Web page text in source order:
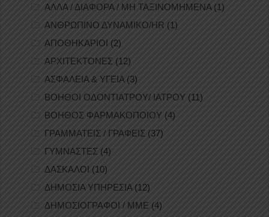
ΑΛΛΑ / ΔΙΑΦΟΡΑ / ΜΗ ΤΑΞΙΝΟΜΗΜΕΝΑ(1)
ΑΝΘΡΩΠΙΝΟ ΔΥΝΑΜΙΚΟ/HR (1)
ΑΠΟΘΗΚΑΡΙΟΙ (2)
ΑΡΧΙΤΕΚΤΟΝΕΣ (12)
ΑΣΦΑΛΕΙΑ & ΥΓΕΙΑ(3)
ΒΟΗΘΟΙ ΟΔΟΝΤΙΑΤΡΟΥ/ ΙΑΤΡΟΥ (11)
ΒΟΗΘΟΣ ΦΑΡΜΑΚΟΠΟΙΟΥ (4)
ΓΡΑΜΜΑΤΕΙΣ / ΓΡΑΦΕΙΣ (37)
ΓΥΜΝΑΣΤΕΣ (4)
ΔΑΣΚΑΛΟΙ (10)
ΔΗΜΟΣΙΑ ΥΠΗΡΕΣΙΑ(12)
ΔΗΜΟΣΙΟΓΡΑΦΟΙ / ΜΜΕ (4)